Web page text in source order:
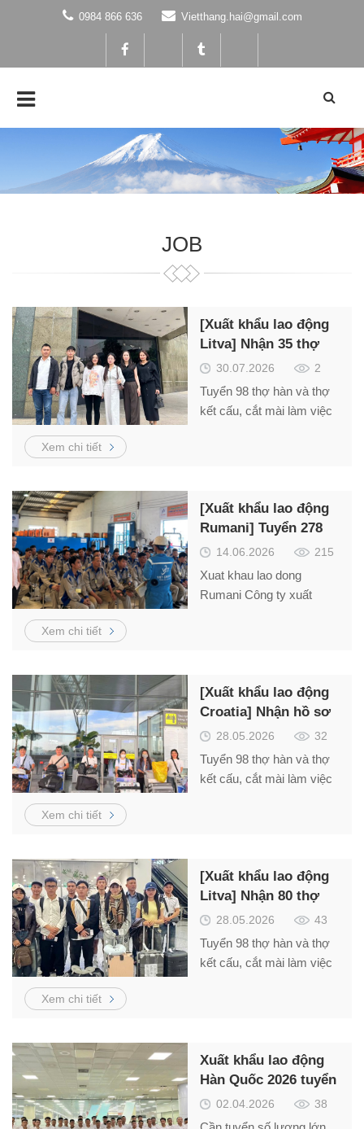
0984 866 636 Vietthang.hai@gmail.com
JOB
[Xuất khẩu lao động
Litva] Nhận 35 thợ
điện, CNC, cơ khí, XD
30.07.2026 2
Tuyển 98 thợ hàn và thợ
kết cấu, cắt mài làm việc
Xem chi tiết
[Xuất khẩu lao động
Rumani] Tuyển 278
công nhân đóng tàu
14.06.2026 215
Xuat khau lao dong
Rumani Công ty xuất
xuất cảnh nhanh. Liên hệ
Mr. Hải – 0984866636
Xem chi tiết
[Xuất khẩu lao động
Croatia] Nhận hồ sơ
50 thợ hàn, thợ xây
dựng
28.05.2026 32
Tuyển 98 thợ hàn và thợ
kết cấu, cắt mài làm việc
Xem chi tiết
[Xuất khẩu lao động
Litva] Nhận 80 thợ
hàn, thợ kết cấu
28.05.2026 43
Tuyển 98 thợ hàn và thợ
kết cấu, cắt mài làm việc
Xem chi tiết
Xuất khẩu lao động
Hàn Quốc 2026 tuyển
số lượng lớn thợ
hàn, thợ sơn E7-3
02.04.2026 38